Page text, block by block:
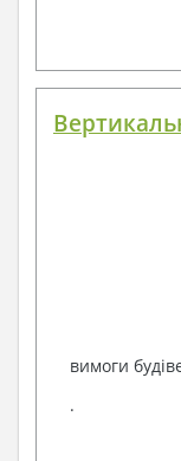
вимоги
.